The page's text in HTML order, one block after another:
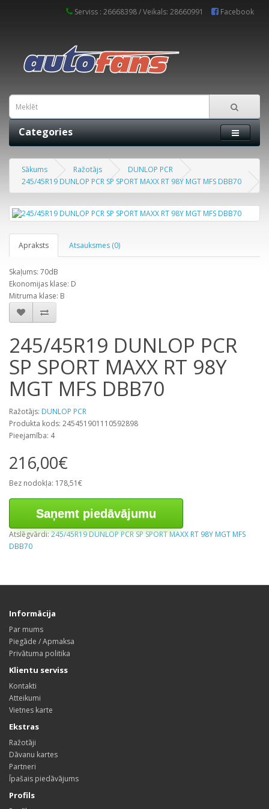
Serviss : 26668398 / Veikals: 28660991 Facebook
Categories
Sākums Ražotājs
DUNLOP PCR
245/45R19 DUNLOP PCR SP SPORT MAXX RT 98Y MGT MFS DBB70
Apraksts Atsauksmes (0)
Skaļums: 70dB
Ekonomijas klase: D
Mitruma klase: B
245/45R19 DUNLOP PCR
SP SPORT MAXX RT 98Y
MGT MFS DBB70
Ražotājs: DUNLOP PCR
Produkta kods: 245451901110592898
Pieejamība: 4
216,00€
Bez nodokļa: 178,51€
Saņemt piedāvājumu
Atslēgvārdi:245/45R19 DUNLOP PCR SP SPORT MAXX RT 98Y MGT MFS
DBB70
Informācija
Par mums
Piegāde / Apmaksa
Privātuma politika
Klientu serviss
Kontakti
Atteikumi
Vietnes karte
Ekstras
Ražotāji
Dāvanu kartes
Partneri
Īpašais piedāvājums
Profils